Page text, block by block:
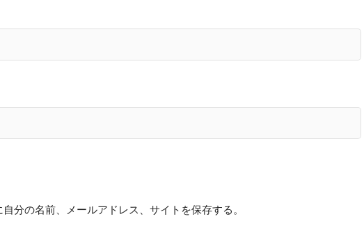
分の名前、メールアドレス、サイトを保存する。